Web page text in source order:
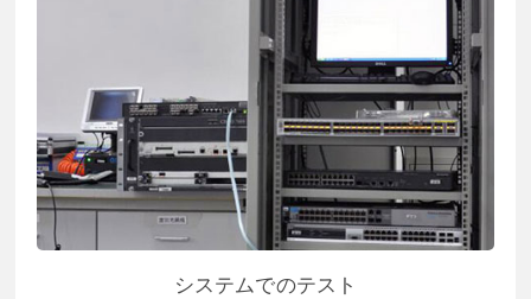
システムでのテスト